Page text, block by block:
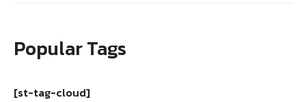
Popular Tags
[st-tag-cloud]